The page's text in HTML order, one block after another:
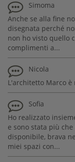
Simoma
Anche se alla fine
disegnata perché
non ho visto quello
complimenti a...
Nicola
L'architetto Marco
Sofia
Ho realizzato
e sono stata più
disponibile, brava
miei spazi con...